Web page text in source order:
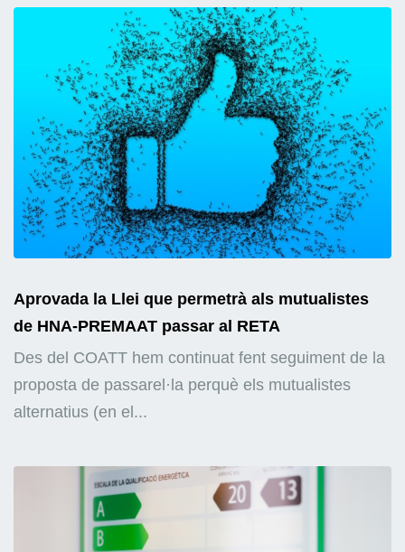
Aprovada la Llei que permetrà als mutualistes
de HNA-PREMAAT passar al RETA
Des del COATT hem continuat fent seguiment de la
proposta de passarel·la perquè els mutualistes
alternatius (en el...